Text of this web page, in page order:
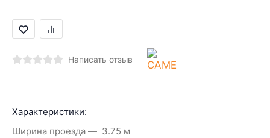
Написать отзыв
Характеристики:
Ширина проезда
3.75 м